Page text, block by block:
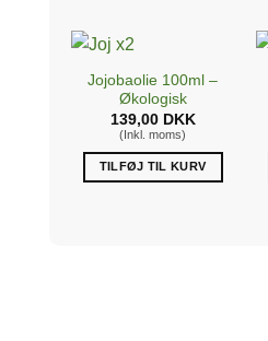
Jojobaolie 100ml –
Økologisk
139,00 DKK
(Inkl. moms)
TILFØJ TIL KURV